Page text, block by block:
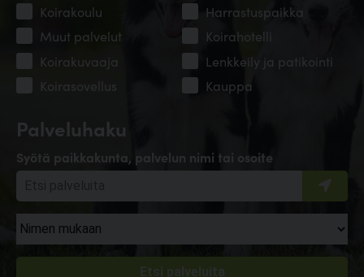
Palveluhaku
Syötä paikkakunta, palvelun nimi tai osoite
Koirakoulu
Harrastuspaikka
Muut palvelut
Koirahotelli
Koirakuvaaja
Lenkkeily ja patikointi
Koirasovellus
Kauppa